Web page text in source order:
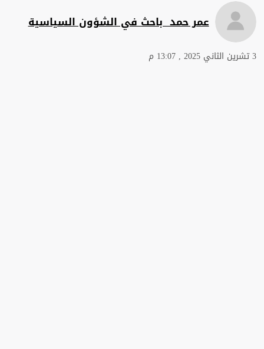
عمر حمد ‏ باحث في الشؤون السياسية
3 تشرين الثاني 2025 , 13:07 م